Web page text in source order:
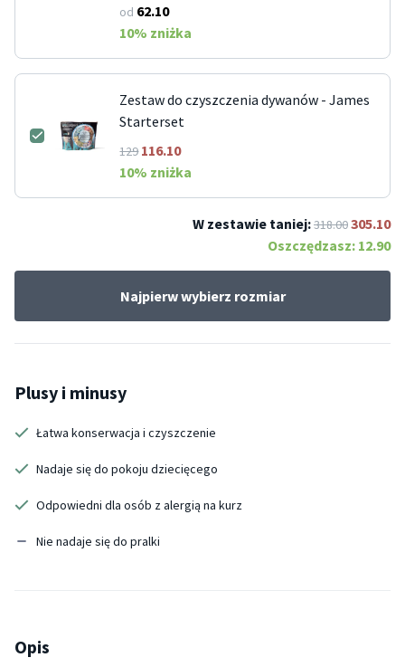
od 62.10
10% zniżka
Zestaw do czyszczenia dywanów - James
Starterset
129116.10
10% zniżka
W zestawie taniej:318.00305.10
Oszczędzasz: 12.90
Najpierw wybierz rozmiar
Plusy i minusy
Łatwa konserwacja i czyszczenie
Nadaje się do pokoju dziecięcego
Odpowiedni dla osób z alergią na kurz
Nie nadaje się do pralki
Opis